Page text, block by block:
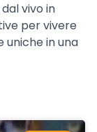
vivo in
per vivere
uniche in una